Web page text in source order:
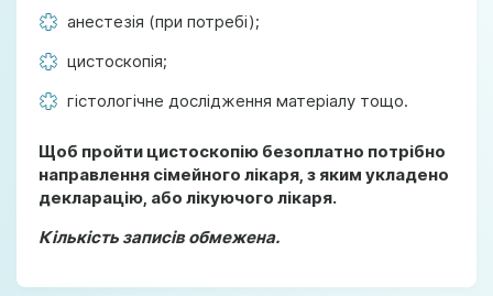
анестезія (при потребі);
цистоскопія;
гістологічне дослідження матеріалу тощо.
Щоб пройти цистоскопію безоплатно потрібно
направлення сімейного лікаря, з яким укладено
декларацію, або лікуючого лікаря.
Кількість записів обмежена.